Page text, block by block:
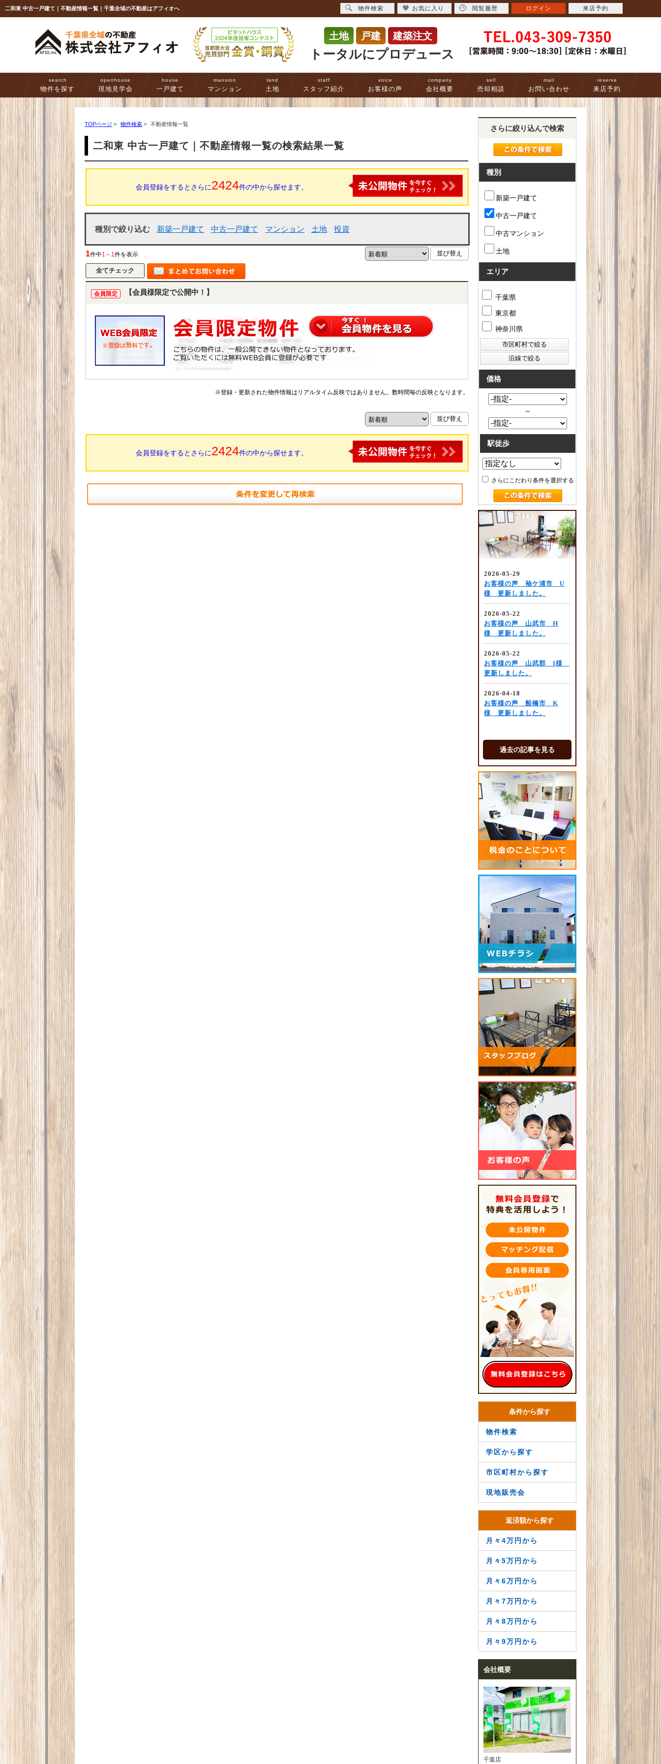
二和東 中古一戸建て｜不動産情報一覧｜千葉全域の不動産はアフィオへ
土地 戸建 建築注文
トータルにプロデュース
search
物件を探す
openhouse
現地見学会
house
一戸建て
mansion
マンション
land
土地
staff
スタッフ紹介
voice
お客様の声
company
会社概要
sell
売却相談
mail
お問い合わせ
reserve
来店予約
TOPページ > 物件検索 > 不動産情報一覧
二和東 中古一戸建て｜不動産情報一覧の検索結果一覧
会員登録をするとさらに2424件の中から探せます。
種別で絞り込む 新築一戸建て 中古一戸建て マンション 土地 投資
1件中1～1件を表示
会員限定 【会員様限定で公開中！】
※登録・更新された物件情報はリアルタイム反映ではありません。数時間毎の反映となります。
会員登録をするとさらに2424件の中から探せます。
さらに絞り込んで検索
種別
新築一戸建て
中古一戸建て
中古マンション
土地
エリア
千葉県
東京都
神奈川県
価格
～
駅徒歩
さらにこだわり条件を選択する
過去の記事を見る
条件から探す
物件検索
学区から探す
市区町村から探す
現地販売会
返済額から探す
月々4万円から
月々5万円から
月々6万円から
月々7万円から
月々8万円から
月々9万円から
会社概要
千葉店
物件検索 お気に入り 閲覧履歴 ログイン 来店予約